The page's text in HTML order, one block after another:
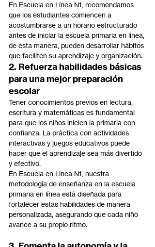
En Escuela en Línea N1, recomendamos
que los estudiantes comiencen a
acostumbrarse a un horario estructurado
antes de iniciar la escuela primaria en línea,
de esta manera, pueden desarrollar hábitos
que faciliten su aprendizaje y organización.
2. Refuerza habilidades básicas
para una mejor preparación
escolar
Tener conocimientos previos en lectura,
escritura y matemáticas es fundamental
para que los niños inicien la primaria con
confianza. La práctica con actividades
interactivas y juegos educativos puede
hacer que el aprendizaje sea más divertido
y efectivo.
En Escuela en Línea N1, nuestra
metodología de enseñanza en la escuela
primaria en línea está diseñada para
fortalecer estas habilidades de manera
personalizada, asegurando que cada niño
avance a su propio ritmo.